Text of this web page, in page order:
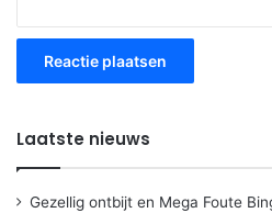
Laatste nieuws
Gezellig ontbijt en Mega Foute